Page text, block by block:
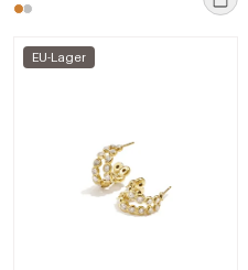
EU-Lager